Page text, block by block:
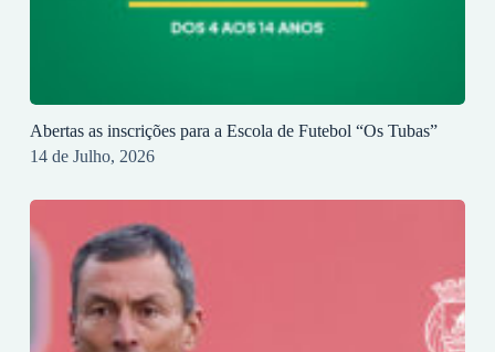
Abertas as inscrições para a Escola de Futebol “Os Tubas”
14 de Julho, 2026